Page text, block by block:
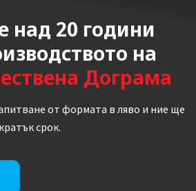
над 20 години
на
Дограма
от формата в ляво и ние ще
срок.